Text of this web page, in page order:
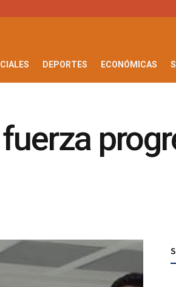
DEPORTES ECONÓMICAS